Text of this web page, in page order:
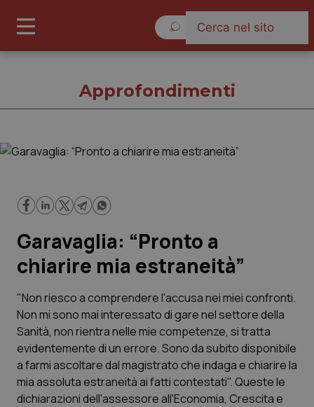
Cronache
Governo e Parlamento
Regioni e Asl
Lavoro e Professioni
Scienza e Farmaci
Studi e Analisi
Approfondimenti
Garavaglia: “Pronto a
chiarire mia estraneità”
"Non riesco a comprendere l'accusa nei miei confronti.
Non mi sono mai interessato di gare nel settore della
Sanità, non rientra nelle mie competenze, si tratta
evidentemente di un errore. Sono da subito disponibile
a farmi ascoltare dal magistrato che indaga e chiarire la
mia assoluta estraneità ai fatti contestati". Queste le
dichiarazioni dell'assessore all'Economia, Crescita e